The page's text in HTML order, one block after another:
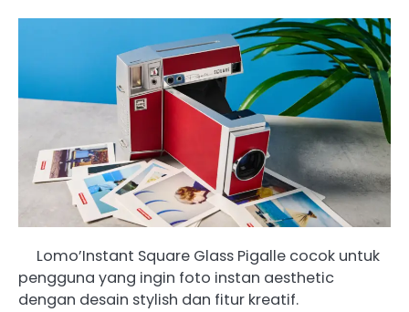
Lomo’Instant Square Glass Pigalle cocok untuk
pengguna yang ingin foto instan aesthetic
dengan desain stylish dan fitur kreatif.